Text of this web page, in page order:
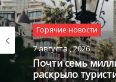
Горячие новости
7 августа , 2026
Почти семь
раскрыло